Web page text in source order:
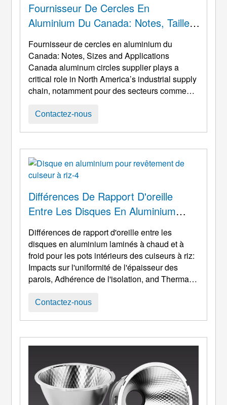
Fournisseur De Cercles En
Aluminium Du Canada: Notes, Tailles
Et Applications
Fournisseur de cercles en aluminium du
Canada: Notes,Sizes and Applications
Canada aluminum circles supplier plays a
critical role in North America’s industrial supply
chain, notamment pour des secteurs comme
électronique, batterie de cuisine, et emballage.
performance, et matériaux durables, les cercles
en aluminium sont devenus un favori ...
Contactez-nous
Différences De Rapport D'oreille
Entre Les Disques En Aluminium
Laminés À Chaud Et À Froid Pour
Les Pots Intérieurs Des Cuiseurs À
Riz: Impacts Sur L'uniformité De
L'épaisseur Des Parois, Adhérence
De L'isolation, Et Performances
Thermiques
Différences de rapport d'oreille entre les
disques en aluminium laminés à chaud et à
froid pour les pots intérieurs des cuiseurs à riz:
Impacts sur l'uniformité de l'épaisseur des
parois, Adhérence de l'isolation,and Thermal
Background of Aluminum Inner Pots and
appliances such as rice cookers, autocuiseurs
électriques, et thermos sous vide fla ...
Contactez-nous